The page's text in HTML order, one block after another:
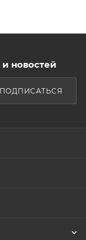
новостей
ПОДПИСАТЬСЯ